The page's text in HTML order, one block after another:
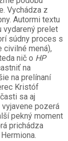
Vychádza z
Autormi textu
vydarený prelet
súdny proces s
civilné mená),
nič o HP
na
na prelínaní
Kristóf
sa aj
pozerá
pekný moment
prichádza